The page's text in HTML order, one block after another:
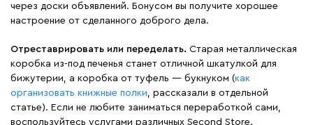
через доски объявлений. Бонусом вы получите хорошее
настроение от сделанного доброго дела.
Отреставрировать или переделать. Старая металлическая
коробка из-под печенья станет отличной шкатулкой для
бижутерии, а коробка от туфель — букнуком (как
организовать книжные полки , рассказали в отдельной
статье). Если не любите заниматься переработкой сами,
воспользуйтесь услугами различных Second Store.